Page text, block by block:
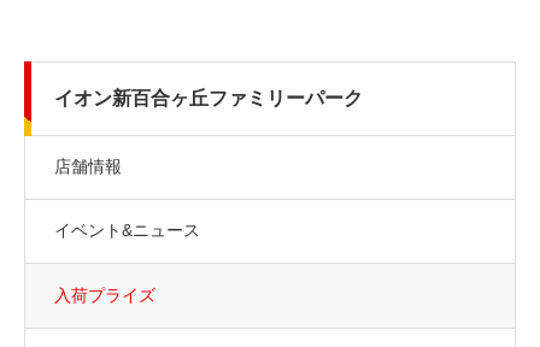
イオン新百合ヶ丘ファミリーパーク
店舗情報
イベント&ニュース
入荷プライズ